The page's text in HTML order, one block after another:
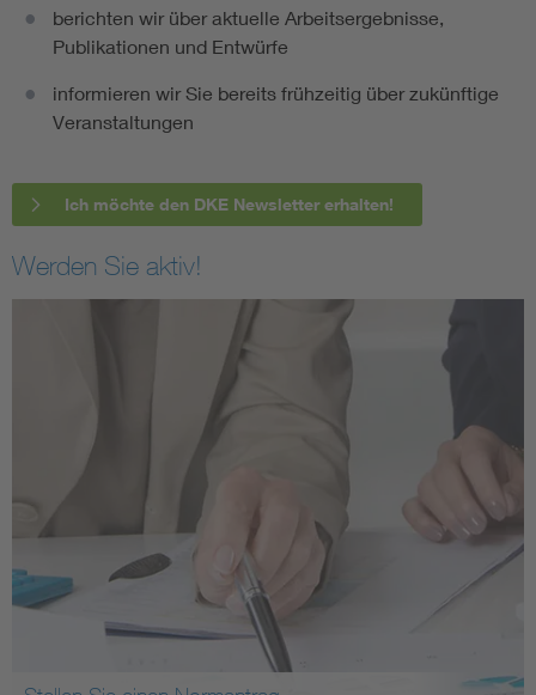
berichten wir über aktuelle Arbeitsergebnisse,
Publikationen und Entwürfe
informieren wir Sie bereits frühzeitig über zukünftige
Veranstaltungen
Ich möchte den DKE Newsletter erhalten!
Werden Sie aktiv!